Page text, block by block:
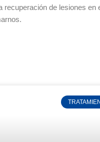
de lesiones